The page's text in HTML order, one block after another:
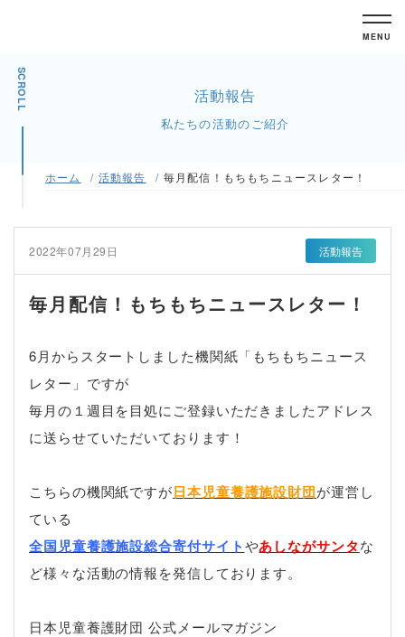
MENU
SCROLL 活動報告
私たちの活動のご紹介
ホーム 活動報告 毎月配信！もちもちニュースレター！
2022年07月29日 活動報告
毎月配信！もちもちニュースレター！
6月からスタートしました機関紙「もちもちニュース
レター」ですが
毎月の１週目を目処にご登録いただきましたアドレス
に送らせていただいております！
こちらの機関紙ですが日本児童養護施設財団が運営し
ている
全国児童養護施設総合寄付サイトやあしながサンタな
ど様々な活動の情報を発信しております。
日本児童養護財団 公式メールマガジン